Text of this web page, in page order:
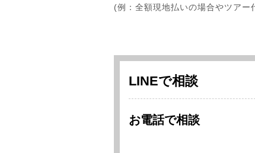
(例：全額現地払いの場合やツアー
LINEで相談
お電話で相談